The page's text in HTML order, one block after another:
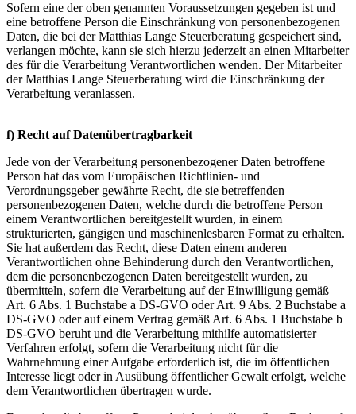
Sofern eine der oben genannten Voraussetzungen gegeben ist und
eine betroffene Person die Einschränkung von personenbezogenen
Daten, die bei der Matthias Lange Steuerberatung gespeichert sind,
verlangen möchte, kann sie sich hierzu jederzeit an einen Mitarbeiter
des für die Verarbeitung Verantwortlichen wenden. Der Mitarbeiter
der Matthias Lange Steuerberatung wird die Einschränkung der
Verarbeitung veranlassen.
f) Recht auf Datenübertragbarkeit
Jede von der Verarbeitung personenbezogener Daten betroffene
Person hat das vom Europäischen Richtlinien- und
Verordnungsgeber gewährte Recht, die sie betreffenden
personenbezogenen Daten, welche durch die betroffene Person
einem Verantwortlichen bereitgestellt wurden, in einem
strukturierten, gängigen und maschinenlesbaren Format zu erhalten.
Sie hat außerdem das Recht, diese Daten einem anderen
Verantwortlichen ohne Behinderung durch den Verantwortlichen,
dem die personenbezogenen Daten bereitgestellt wurden, zu
übermitteln, sofern die Verarbeitung auf der Einwilligung gemäß
Art. 6 Abs. 1 Buchstabe a DS-GVO oder Art. 9 Abs. 2 Buchstabe a
DS-GVO oder auf einem Vertrag gemäß Art. 6 Abs. 1 Buchstabe b
DS-GVO beruht und die Verarbeitung mithilfe automatisierter
Verfahren erfolgt, sofern die Verarbeitung nicht für die
Wahrnehmung einer Aufgabe erforderlich ist, die im öffentlichen
Interesse liegt oder in Ausübung öffentlicher Gewalt erfolgt, welche
dem Verantwortlichen übertragen wurde.